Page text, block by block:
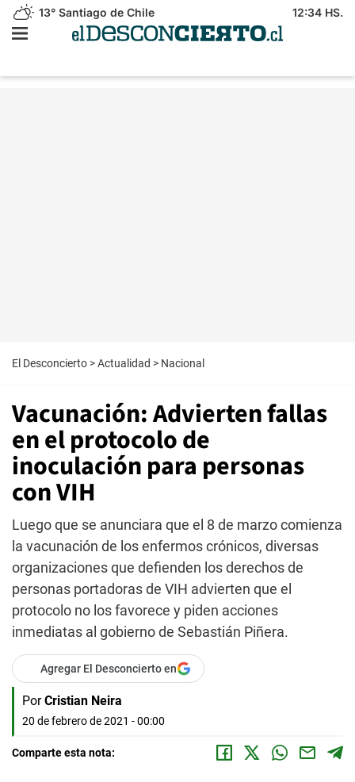
13° Santiago de Chile 12:34 HS.
El Desconcierto >Actualidad > Nacional
Vacunación: Advierten fallas
en el protocolo de
inoculación para personas
con VIH
Luego que se anunciara que el 8 de marzo comienza
la vacunación de los enfermos crónicos, diversas
organizaciones que defienden los derechos de
personas portadoras de VIH advierten que el
protocolo no los favorece y piden acciones
inmediatas al gobierno de Sebastián Piñera.
Agregar El Desconcierto en
Por Cristian Neira
20 de febrero de 2021 - 00:00
Comparte esta nota: